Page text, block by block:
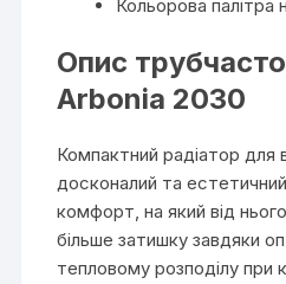
Кольорова палітра
Опис
Arbonia 2030
Компактний радіатор для
досконалий та
комфорт, на який від
більше затишку завдяки
тепловому розподілу при